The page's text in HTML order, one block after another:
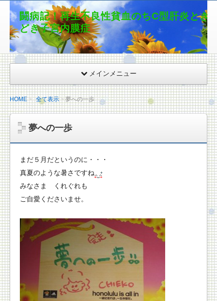
闘病記！再生不良性貧血のちC型肝炎とき
どき子宮内膜症
メインメニュー
HOME 全て表示 夢への一歩
夢への一歩
まだ５月だというのに・・・
真夏のような暑さですね
みなさま くれぐれも
ご自愛くださいませ。